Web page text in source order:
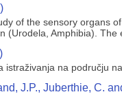
of the sensory organs
(Urodela, Amphibia). The
istraživanja na području
J.P., Juberthie, C.